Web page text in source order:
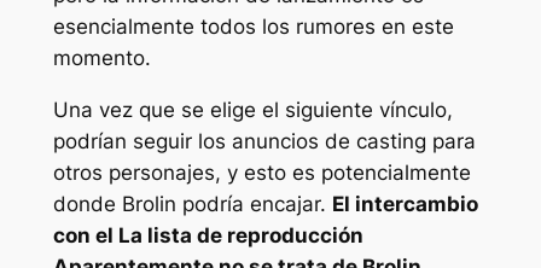
esencialmente todos los rumores en este
momento.
Una vez que se elige el siguiente vínculo,
podrían seguir los anuncios de casting para
otros personajes, y esto es potencialmente
donde Brolin podría encajar. El intercambio
con el La lista de reproducción